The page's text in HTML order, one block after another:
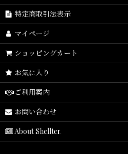
Free Size
特定商取引法表示
マイページ
ショッピングカート
お気に入り
ご利用案内
お問い合わせ
About Shellter.